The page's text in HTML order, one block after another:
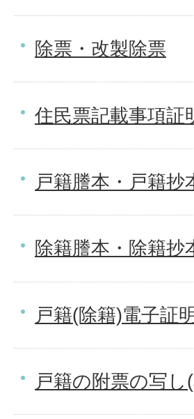
除票・改製除票
住民票記載事項証
戸籍謄本・戸籍
除籍謄本・除籍抄
戸籍(除籍)電子証
戸籍の附票の写